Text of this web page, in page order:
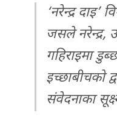
‘नरेन्द्र दाइ’
जसले नरेन्द्र,
गहिराइमा
इच्छाबीचको
संवेदनाका